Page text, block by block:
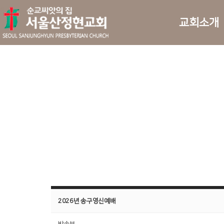
교회소개
2026년 송구영신예배